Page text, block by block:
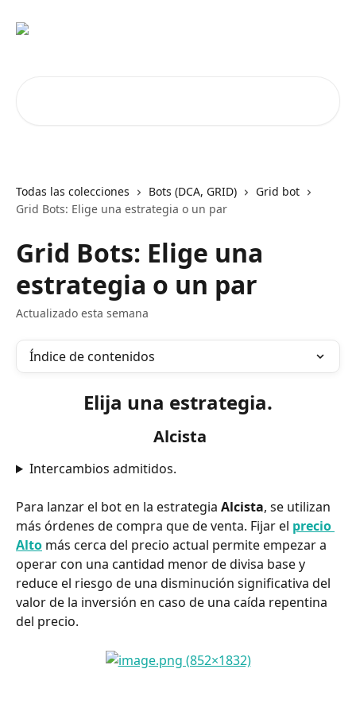
Todas las colecciones Bots (DCA, GRID)
Grid bot
Grid Bots: Elige una estrategia o un par
Grid Bots: Elige una
estrategia o un par
Actualizado esta semana
Índice de contenidos
Elija una estrategia.
Alcista
Intercambios admitidos.
Para lanzar el bot en la estrategia Alcista, se utilizan
más órdenes de compra que de venta. Fijar el precio
Alto más cerca del precio actual permite empezar a
operar con una cantidad menor de divisa base y
reduce el riesgo de una disminución significativa del
valor de la inversión en caso de una caída repentina
del precio.